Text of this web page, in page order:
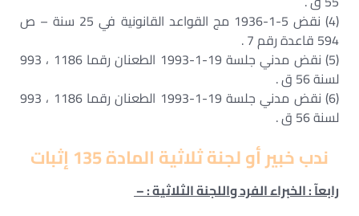
(4) نقض 5-1-1936 مج القواعد القانونية في 25 سنة – ص
594 قاعدة رقم 7 .
(5) نقض مدني جلسة 19-1-1993 الطعنان رقما 1186 ، 993
لسنة 56 ق .
(6) نقض مدني جلسة 19-1-1993 الطعنان رقما 1186 ، 993
لسنة 56 ق .
ندب خبير أو لجنة ثلاثية المادة 135 إثبات
رابعآ : الخبراء الفرد واللجنة الثلاثية : –